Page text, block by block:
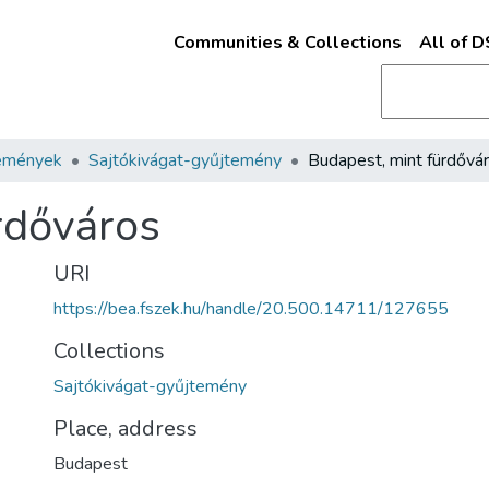
Communities & Collections All of
Sajtókivágat-gyűjtemény Budapest, mint
URI
https://bea.fszek.hu/handle/20.500.14711/127655
Collections
Sajtókivágat-gyűjtemény
Place, address
Budapest